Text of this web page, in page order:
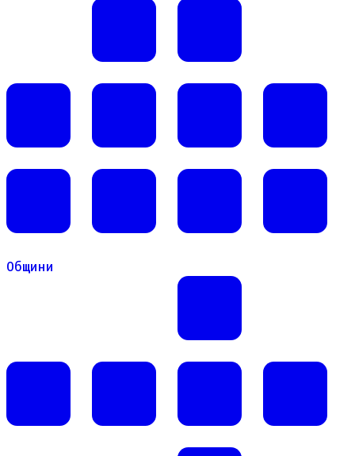
Общини